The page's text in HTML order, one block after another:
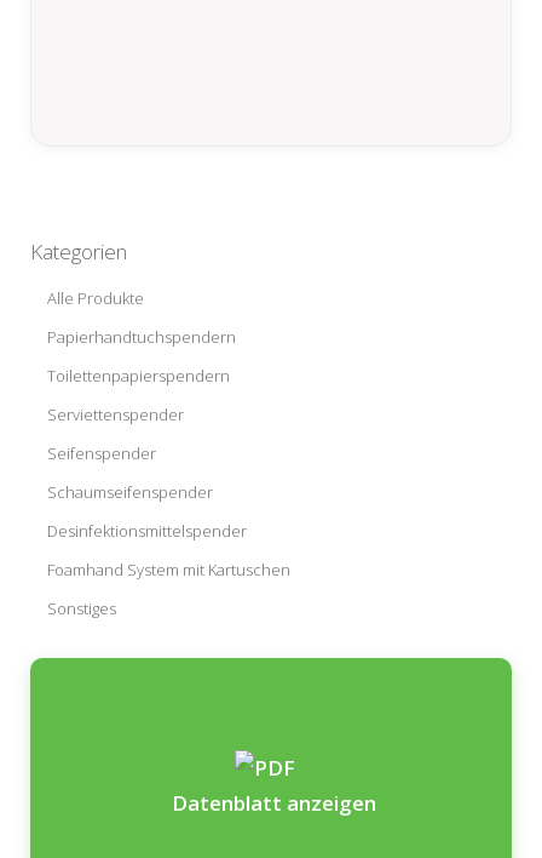
Kategorien
Alle Produkte
Papierhandtuchspendern
Toilettenpapierspendern
Serviettenspender
Seifenspender
Schaumseifenspender
Desinfektionsmittelspender
Foamhand System mit Kartuschen
Sonstiges
Datenblatt anzeigen